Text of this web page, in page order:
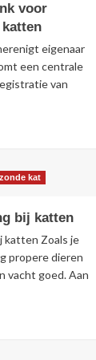
voor
eigenaar
een centrale
van
kat
bij katten
katten Zoals je
propere dieren
vacht goed. Aan